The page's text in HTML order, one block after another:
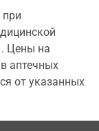
Цены на
аптечных
от указанных